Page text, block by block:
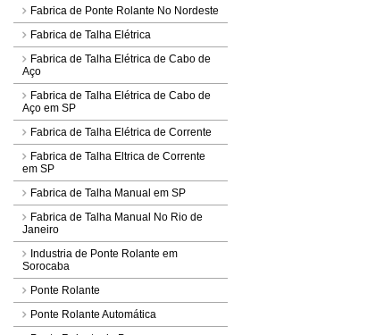
Fabrica de Ponte Rolante No Nordeste
Fabrica de Talha Elétrica
Fabrica de Talha Elétrica de Cabo de
Aço
Fabrica de Talha Elétrica de Cabo de
Aço em SP
Fabrica de Talha Elétrica de Corrente
Fabrica de Talha Eltrica de Corrente
em SP
Fabrica de Talha Manual em SP
Fabrica de Talha Manual No Rio de
Janeiro
Industria de Ponte Rolante em
Sorocaba
Ponte Rolante
Ponte Rolante Automática